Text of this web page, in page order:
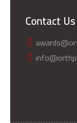
Contact Us